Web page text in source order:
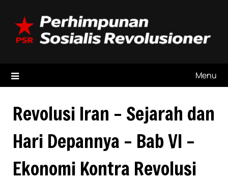
content
Menu
Revolusi Iran – Sejarah dan
Hari Depannya – Bab VI –
Ekonomi Kontra Revolusi